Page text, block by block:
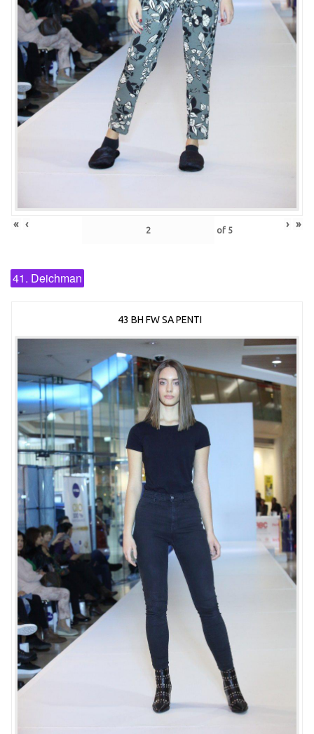
« ‹ of 5 › »
41. Deichman
43 BH FW SA PENTI